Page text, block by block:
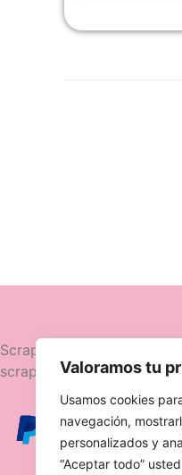
Valoramos tu
Usamos cookies
navegación,
personalizados y
“Aceptar todo”
Scrapttina, tienda
scrapbooking.